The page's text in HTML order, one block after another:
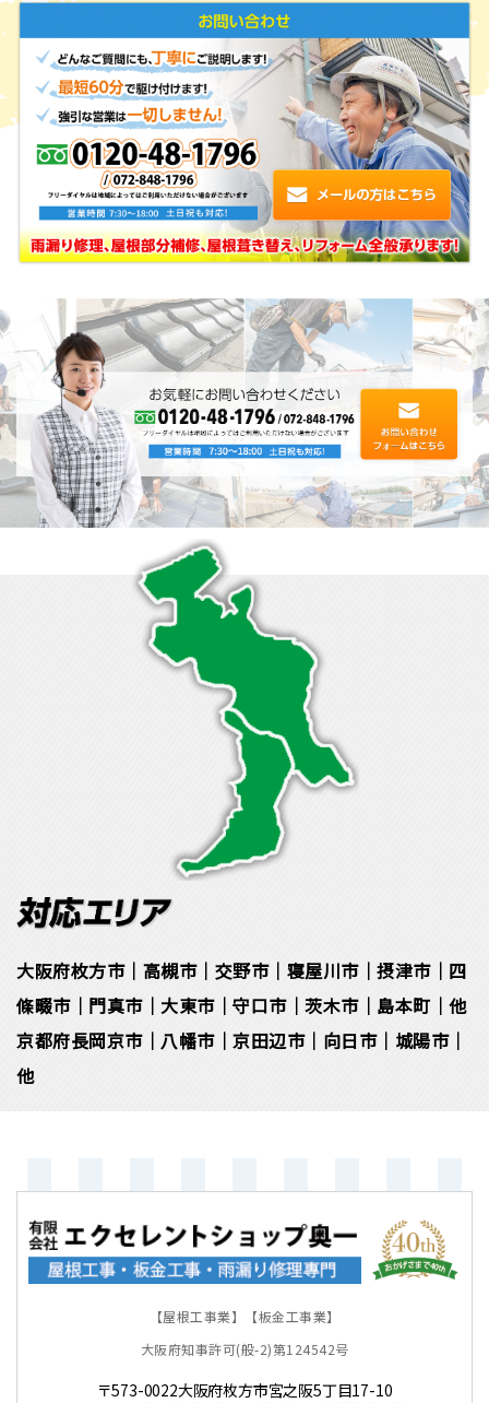
大阪府枚方市｜高槻市｜交野市｜寝屋川市｜摂津市｜四
條畷市｜門真市｜大東市｜守口市｜茨木市｜島本町｜他
京都府長岡京市｜八幡市｜京田辺市｜向日市｜城陽市｜
他
【屋根工事業】【板金工事業】
大阪府知事許可(般-2)第124542号
〒573-0022大阪府枚方市宮之阪5丁目17-10